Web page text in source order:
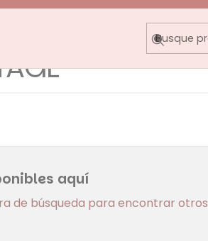
aquí
de búsqueda para encontrar otros